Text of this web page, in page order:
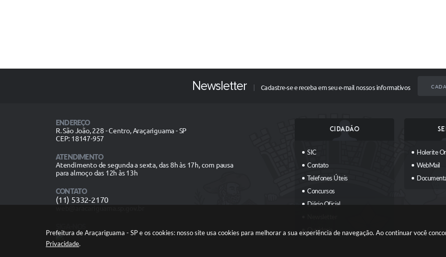
Prefeitura de Araçariguama - SP e os cookies: nosso site usa cookies para melhorar a sua experiência de navegação. Ao continuar você
Privacidade.
Newsletter Cadastre-se e receba em seu e-mail nossos informativos
ENDEREÇO
R. São João, 228 - Centro, Araçariguama - SP
CEP: 18147-957
ATENDIMENTO
Atendimento de segunda a sexta, das 8h às 17h, com pausa
para almoço das 12h às 13h
CONTATO
(11) 5332-2170
CIDADÃO
SIC
Contato
Telefones Úteis
Concursos
Diário Oficial
Ouvidoria
Holerite
WebMail